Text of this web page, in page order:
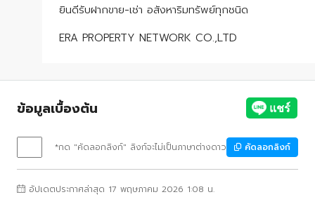
ยินดีรับฝากขาย-เช่า อสังหาริมทรัพย์ทุกชนิด
ERA PROPERTY NETWORK CO.,LTD
ข้อมูลเบื้องต้น
*กด "คัดลอกลิงก์" ลิงก์จะไม่เป็นภาษาต่างดาว คัดลอกลิงก์
อัปเดตประกาศล่าสุด 17 พฤษภาคม 2026 1:08 น.